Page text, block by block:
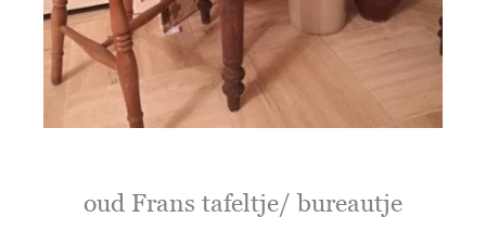
oud Frans tafeltje/ bureautje